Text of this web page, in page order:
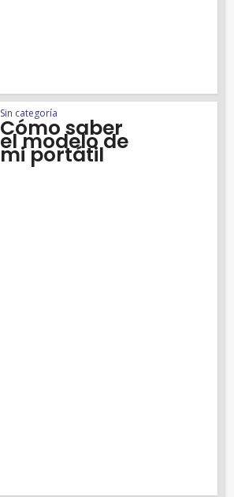
Sin categoría
Cómo saber
el modelo de
mi portátil